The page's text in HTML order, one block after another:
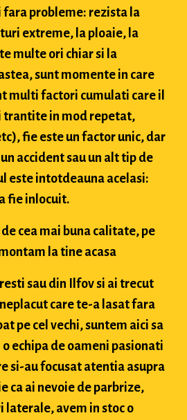
probleme: rezista la
extreme, la ploaie, la
multe ori chiar si la
sunt momente in care
multi factori cumulati care il
trantite in mod repetat,
fie este un factor unic, dar
accident sau un alt tip de
este intotdeauna acelasi:
fie inlocuit.
cea mai buna calitate, pe
la tine acasa
sau din Ilfov si ai trecut
care te-a lasat fara
pe cel vechi, suntem aici sa
echipa de oameni pasionati
si-au focusat atentia asupra
ca ai nevoie de parbrize,
laterale, avem in stoc o